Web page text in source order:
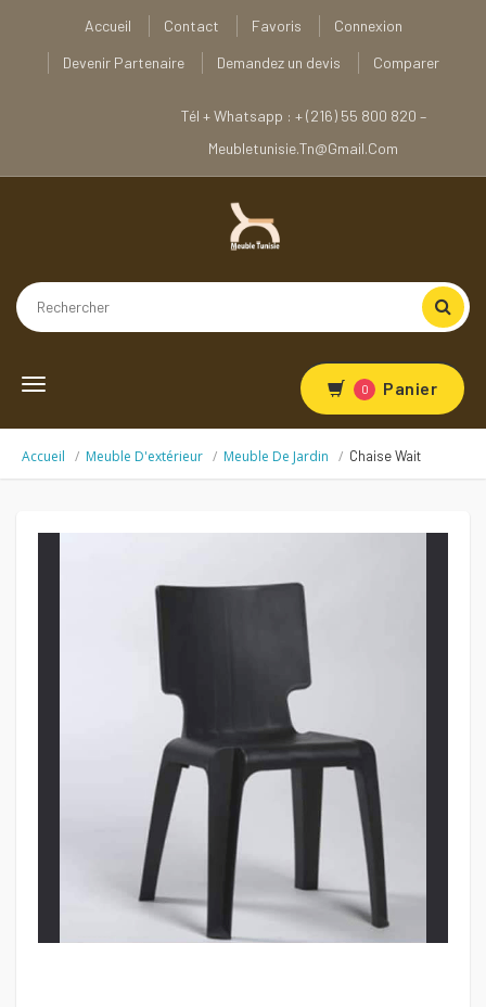
Accueil Contact Favoris
Connexion
Devenir Partenaire
Demandez un devis Comparer
Tél + Whatsapp : + (216) 55 800 820 –
Meubletunisie.tn@gmail.com
Toggle
0 Panier
Accueil Meuble D'extérieur Meuble De Jardin Chaise Wait